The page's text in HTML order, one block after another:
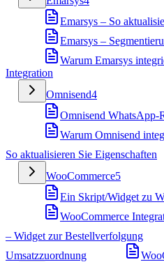
Emarsys – So
Emarsys –
Warum Emarsys
Integration
Omnisend4
Omnisend WhatsApp-
Warum Omnisend
So aktualisieren Sie Eigenschaften
WooCommerce5
Ein Skript/Widget zu
WooCommerce
– Widget zur Bestellverfolgung
Umsatzzuordnung